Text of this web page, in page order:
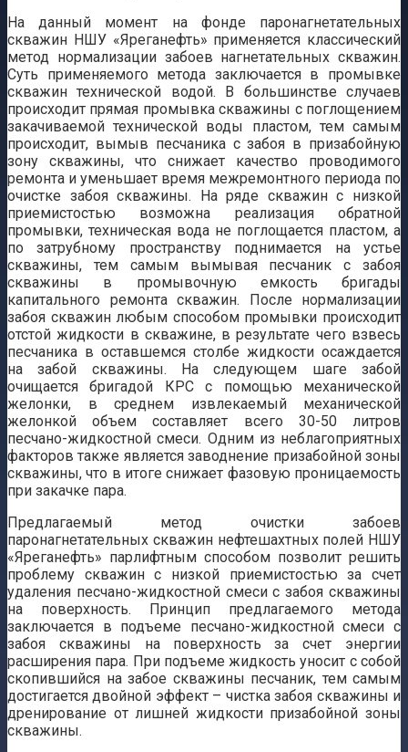
На данный момент на фонде паронагнетательных
скважин НШУ «Яреганефть» применяется классический
метод нормализации забоев нагнетательных скважин.
Суть применяемого метода заключается в промывке
скважин технической водой. В большинстве случаев
происходит прямая промывка скважины с поглощением
закачиваемой технической воды пластом, тем самым
происходит, вымыв песчаника с забоя в призабойную
зону скважины, что снижает качество проводимого
ремонта и уменьшает время межремонтного периода по
очистке забоя скважины. На ряде скважин с низкой
приемистостью возможна реализация обратной
промывки, техническая вода не поглощается пластом, а
по затрубному пространству поднимается на устье
скважины, тем самым вымывая песчаник с забоя
скважины в промывочную емкость бригады
капитального ремонта скважин. После нормализации
забоя скважин любым способом промывки происходит
отстой жидкости в скважине, в результате чего взвесь
песчаника в оставшемся столбе жидкости осаждается
на забой скважины. На следующем шаге забой
очищается бригадой КРС с помощью механической
желонки, в среднем извлекаемый механической
желонкой объем составляет всего 30-50 литров
песчано-жидкостной смеси. Одним из неблагоприятных
факторов также является заводнение призабойной зоны
скважины, что в итоге снижает фазовую проницаемость
при закачке пара.
Предлагаемый метод очистки забоев
паронагнетательных скважин нефтешахтных полей НШУ
«Яреганефть» парлифтным способом позволит решить
проблему скважин с низкой приемистостью за счет
удаления песчано-жидкостной смеси с забоя скважины
на поверхность. Принцип предлагаемого метода
заключается в подъеме песчано-жидкостной смеси с
забоя скважины на поверхность за счет энергии
расширения пара. При подъеме жидкость уносит с собой
скопившийся на забое скважины песчаник, тем самым
достигается двойной эффект – чистка забоя скважины и
дренирование от лишней жидкости призабойной зоны
скважины.